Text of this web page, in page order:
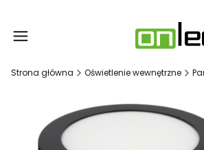
Strona główna Oświetlenie wewnętrzne